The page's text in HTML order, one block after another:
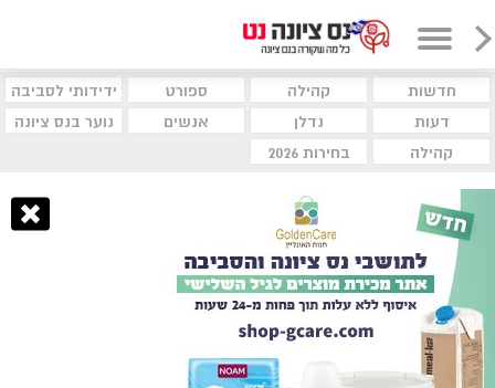
חדשות קהילה ספורט
ידידותי לסביבה
דעות
נדלן אנשים
נוער בנס ציונה
קהילה
בחירות 2026